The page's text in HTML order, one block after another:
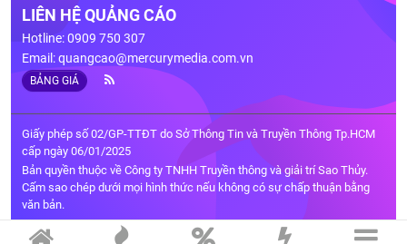
LIÊN HỆ QUẢNG CÁO
Hotline: 0909 750 307
Email:quangcao@mercurymedia.com.vn
BẢNG GIÁ
Giấy phép số 02/GP-TTĐT do Sở Thông Tin và Truyền Thông Tp.HCM
cấp ngày 06/01/2025
Bản quyền thuộc về Công ty TNHH Truyền thông và giải trí Sao Thủy.
Cấm sao chép dưới mọi hình thức nếu không có sự chấp thuận bằng
văn bản.